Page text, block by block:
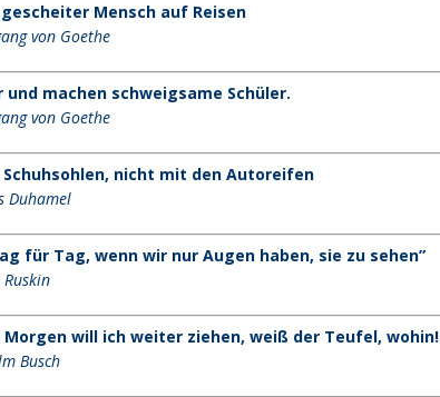
Mensch auf Reisen
von Goethe
machen schweigsame Schüler.
von Goethe
nicht mit den Autoreifen
Duhamel
für Tag, wenn wir nur Augen haben, sie zu sehen”
Ruskin
Morgen will ich weiter ziehen, weiß der Teufel, wohin!
Busch